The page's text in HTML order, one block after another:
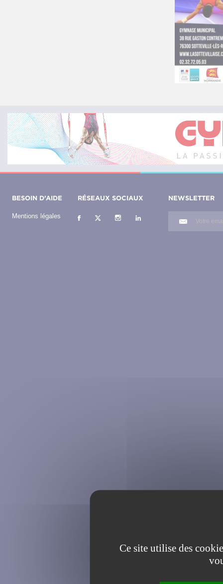
BESOIN D’AIDE
Mentions légales
RÉSEAUX SOCIAUX NEWSLETTER
Ce site utilise des